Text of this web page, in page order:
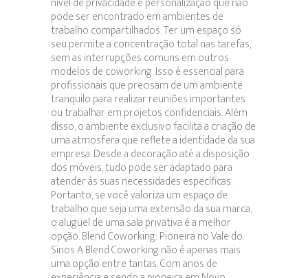
pode ser encontrado em ambientes de
trabalho compartilhados. Ter um espaço só
seu permite a concentração total nas tarefas,
sem as interrupções comuns em outros
modelos de coworking. Isso é essencial para
profissionais que precisam de um ambiente
tranquilo para realizar reuniões importantes
ou trabalhar em projetos confidenciais. Além
disso, o ambiente exclusivo facilita a criação de
uma atmosfera que reflete a identidade da sua
empresa. Desde a decoração até a disposição
dos móveis, tudo pode ser adaptado para
atender às suas necessidades específicas.
Portanto, se você valoriza um espaço de
trabalho que seja uma extensão da sua marca,
o aluguel de uma sala privativa é a melhor
opção. Blend Coworking: Pioneira no Vale do
Sinos A Blend Coworking não é apenas mais
uma opção entre tantas. Com anos de